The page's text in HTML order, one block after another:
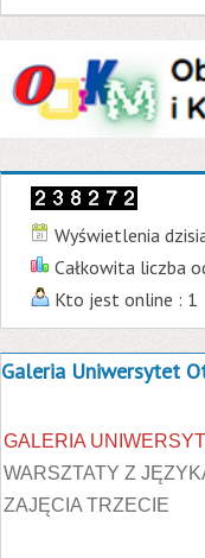
Wyświetlenia
Całkowita liczba
Kto jest online : 1
Galeria Uniwersytet
GALERIA
WARSZTATY Z
ZAJĘCIA TRZECIE